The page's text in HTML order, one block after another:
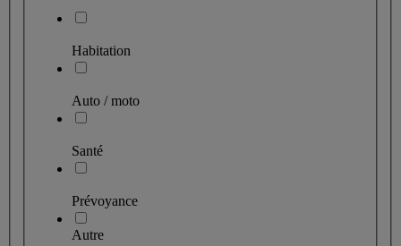
Habitation
Auto / moto
Santé
Prévoyance
Autre